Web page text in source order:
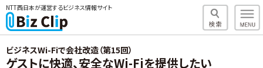
NTT西日本が運営するビジネス情報サイト
ビジネスWi-Fiで会社改造（第15回）
ゲストに快適、安全なWi-Fiを提供したい